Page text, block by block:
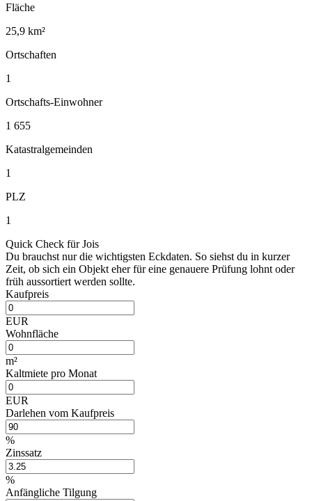
Fläche
25,9 km²
Ortschaften
1
Ortschafts-Einwohner
1 655
Katastralgemeinden
1
PLZ
1
Quick Check für Jois
Du brauchst nur die wichtigsten Eckdaten. So siehst du in kurzer
Zeit, ob sich ein Objekt eher für eine genauere Prüfung lohnt oder
früh aussortiert werden sollte.
Kaufpreis
EUR
Wohnfläche
m²
Kaltmiete pro Monat
EUR
Darlehen vom Kaufpreis
%
Zinssatz
%
Anfängliche Tilgung